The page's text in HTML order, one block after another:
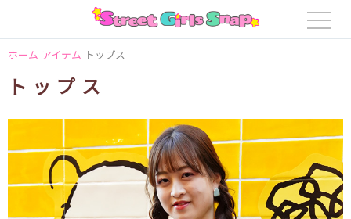
ホーム アイテム トップス
トップス